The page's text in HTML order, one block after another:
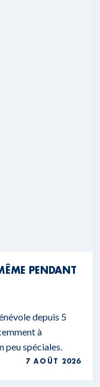
PENDANT
depuis 5
à
peu spéciales.
7 AOÛT 2026